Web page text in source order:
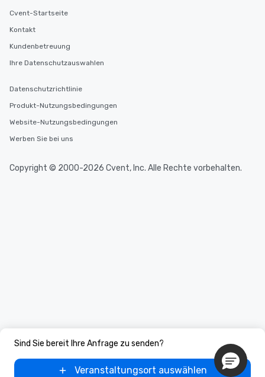
Sind Sie bereit Ihre Anfrage zu senden?
Veranstaltungsort auswählen
Cvent-Startseite
Kontakt
Kundenbetreuung
Ihre Datenschutzauswahlen
Datenschutzrichtlinie
Produkt-Nutzungsbedingungen
Website-Nutzungsbedingungen
Werben Sie bei uns
Copyright © 2000-2026 Cvent, Inc. Alle Rechte vorbehalten.